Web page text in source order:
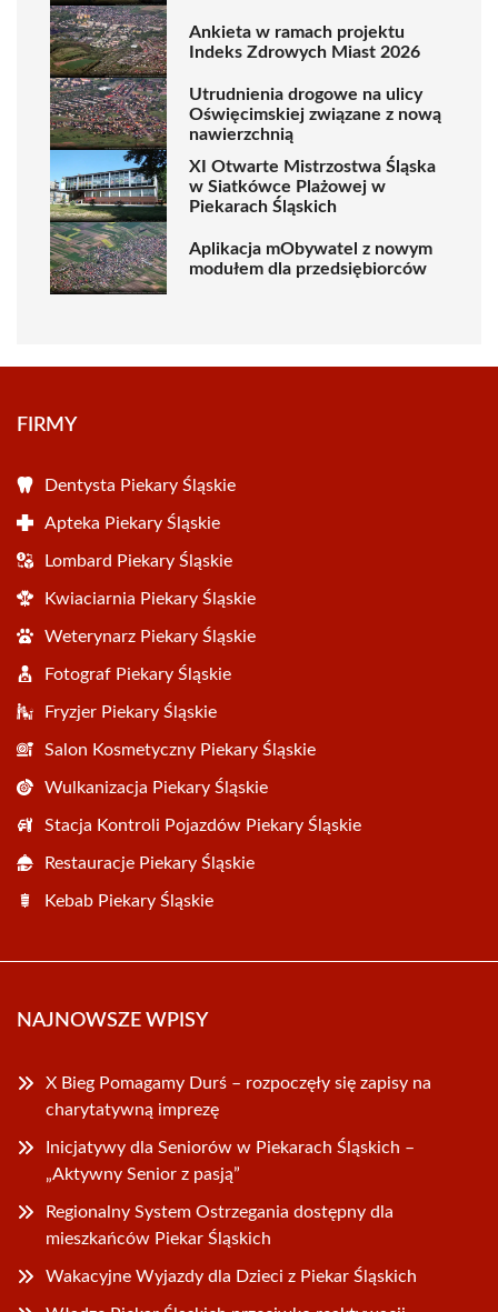
Ankieta w ramach projektu
Indeks Zdrowych Miast 2026
Utrudnienia drogowe na ulicy
Oświęcimskiej związane z nową
nawierzchnią
XI Otwarte Mistrzostwa Śląska
w Siatkówce Plażowej w
Piekarach Śląskich
Aplikacja mObywatel z nowym
modułem dla przedsiębiorców
FIRMY
Dentysta Piekary Śląskie
Apteka Piekary Śląskie
Lombard Piekary Śląskie
Kwiaciarnia Piekary Śląskie
Weterynarz Piekary Śląskie
Fotograf Piekary Śląskie
Fryzjer Piekary Śląskie
Salon Kosmetyczny Piekary Śląskie
Wulkanizacja Piekary Śląskie
Stacja Kontroli Pojazdów Piekary Śląskie
Restauracje Piekary Śląskie
Kebab Piekary Śląskie
NAJNOWSZE WPISY
X Bieg Pomagamy Durś – rozpoczęły się zapisy na
charytatywną imprezę
Inicjatywy dla Seniorów w Piekarach Śląskich –
„Aktywny Senior z pasją”
Regionalny System Ostrzegania dostępny dla
mieszkańców Piekar Śląskich
Wakacyjne Wyjazdy dla Dzieci z Piekar Śląskich